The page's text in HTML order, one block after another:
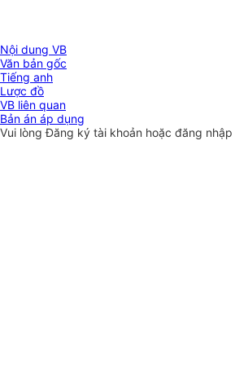
Nội dung VB
Văn bản gốc
Tiếng anh
Lược đồ
VB liên quan
Bản án áp dụng
Vui lòngĐăng ký tài khoản hoặc đăng nhập